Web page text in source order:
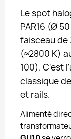
Le spot
PAR16 (Ø
faisceau de
(≈2800 K)
100). C'est
classique
et rails.
Alimenté